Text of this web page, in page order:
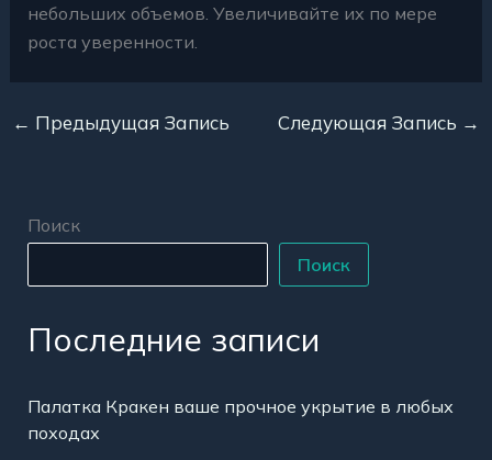
небольших объемов. Увеличивайте их по мере
роста уверенности.
← Предыдущая Запись Следующая Запись →
Поиск
Поиск
Последние записи
Палатка Кракен ваше прочное укрытие в любых
походах